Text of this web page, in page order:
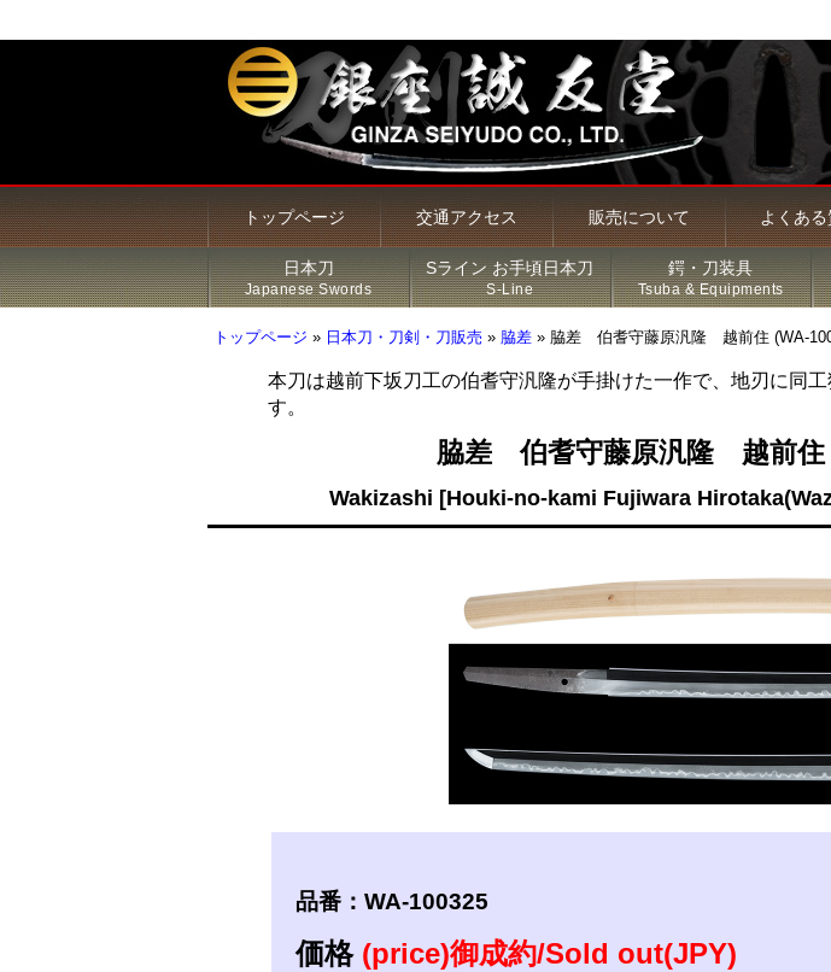
トップページ 交通アクセス 販売について よくあ
日本刀
Japanese Swords
脇差
参考資料
Sライン お手頃日本刀
S-Line
鍔・刀装具
Tsuba & Equipments
甲冑・鎧・兜
居合刀（模造刀）
火縄銃
トップページ » 日本刀・刀剣・刀販売 » 脇差 » 脇差 伯耆守藤原汎隆 越前住 (WA-
本刀は越前下坂刀工の伯耆守汎隆が手掛けた一作で、地刃に同
す。
脇差 伯耆守藤原汎隆 越前
Wakizashi [Houki-no-kami Fujiwara
品番：WA-100325
価格 (price)御成約/Sold out(JPY)